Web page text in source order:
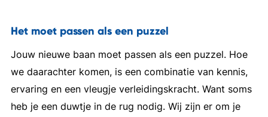
Het moet passen als een puzzel
Jouw nieuwe baan moet passen als een puzzel. Hoe
we daarachter komen, is een combinatie van kennis,
ervaring en een vleugje verleidingskracht. Want soms
heb je een duwtje in de rug nodig. Wij zijn er om je